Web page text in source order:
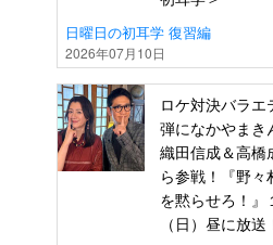
日曜日の初耳学 復習編
2026年07月10日
ロケ対決バラエ
弾になかやまき
織田信成＆高橋
ら参戦！『野々
を黙らせろ！』
（日）昼に放送